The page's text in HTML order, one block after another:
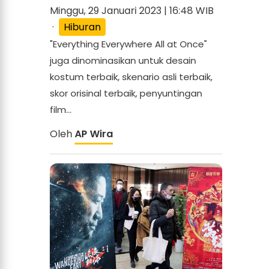
Minggu, 29 Januari 2023 | 16:48 WIB
·
Hiburan
"Everything Everywhere All at Once"
juga dinominasikan untuk desain
kostum terbaik, skenario asli terbaik,
skor orisinal terbaik, penyuntingan
film...
OlehAP Wira